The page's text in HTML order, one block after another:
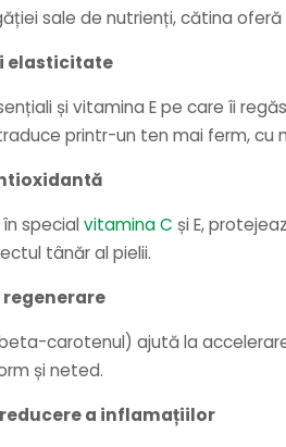
sale de nutrienți, cătina
elasticitate
și vitamina E pe care îi
printr-un ten mai ferm, cu
special vitamina C și E,
tânăr al pielii.
regenerare
carotenul) ajută la
și neted.
a inflamațiilor